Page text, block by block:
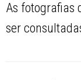
As fotografias
ser